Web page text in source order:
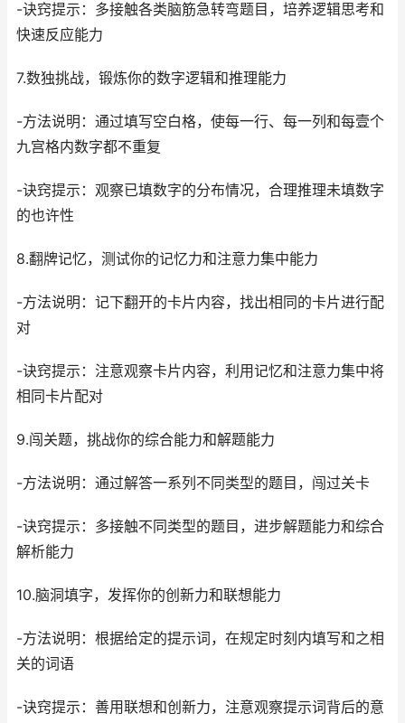
-诀窍提示：多接触各类脑筋急转弯题目，培养逻辑思考和
快速反应能力
7.数独挑战，锻炼你的数字逻辑和推理能力
-方法说明：通过填写空白格，使每一行、每一列和每壹个
九宫格内数字都不重复
-诀窍提示：观察已填数字的分布情况，合理推理未填数字
的也许性
8.翻牌记忆，测试你的记忆力和注意力集中能力
-方法说明：记下翻开的卡片内容，找出相同的卡片进行配
对
-诀窍提示：注意观察卡片内容，利用记忆和注意力集中将
相同卡片配对
9.闯关题，挑战你的综合能力和解题能力
-方法说明：通过解答一系列不同类型的题目，闯过关卡
-诀窍提示：多接触不同类型的题目，进步解题能力和综合
解析能力
10.脑洞填字，发挥你的创新力和联想能力
-方法说明：根据给定的提示词，在规定时刻内填写和之相
关的词语
-诀窍提示：善用联想和创新力，注意观察提示词背后的意